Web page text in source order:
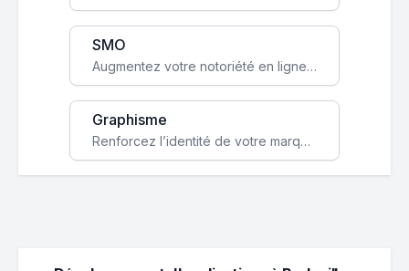
SMO
Augmentez votre notoriété en ligne et stimulez la croissance de votre entreprise grâce à une stratégie sociale sur mesure.
Graphisme
Renforcez l’identité de votre marque avec un design unique qui capte l’attention et engage vos clients.